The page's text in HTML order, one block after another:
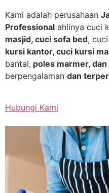
Kami adalah perusahaan
Professional ahlinya cuci
masjid, cuci sofa bed,
kursi kantor, cuci kursi
bantal, poles marmer,
berpengalaman dan
Hubungi Kami